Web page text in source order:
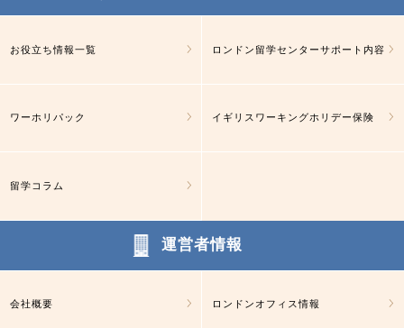
お役立ち情報一覧 ロンドン留学センターサポート内容
ワーホリパック イギリスワーキングホリデー保険
留学コラム
運営者情報
会社概要 ロンドンオフィス情報